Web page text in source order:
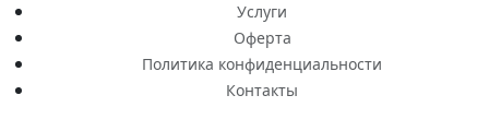
Услуги
Оферта
Политика конфиденциальности
Контакты